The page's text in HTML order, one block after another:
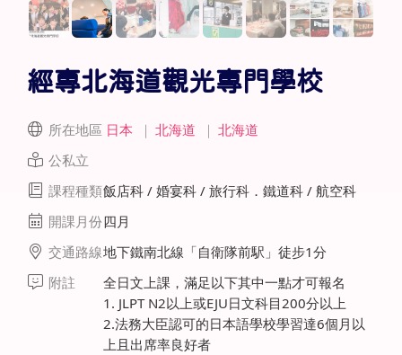
經專北海道觀光專門學校
所在地區 日本 ｜ 北海道 ｜ 北海道
公私立
課程種類飯店科 / 婚宴科 / 旅行科．鐵道科 / 航空科
開課月份四月
交通路線地下鐵南北線「自衛隊前駅」徒步1分
附註
全日文上課，滿足以下其中一點才可報名
1. JLPT N2以上或EJU日文科目200分以上
2.法務大臣認可的日本語學校學習達6個月以
上且出席率良好者